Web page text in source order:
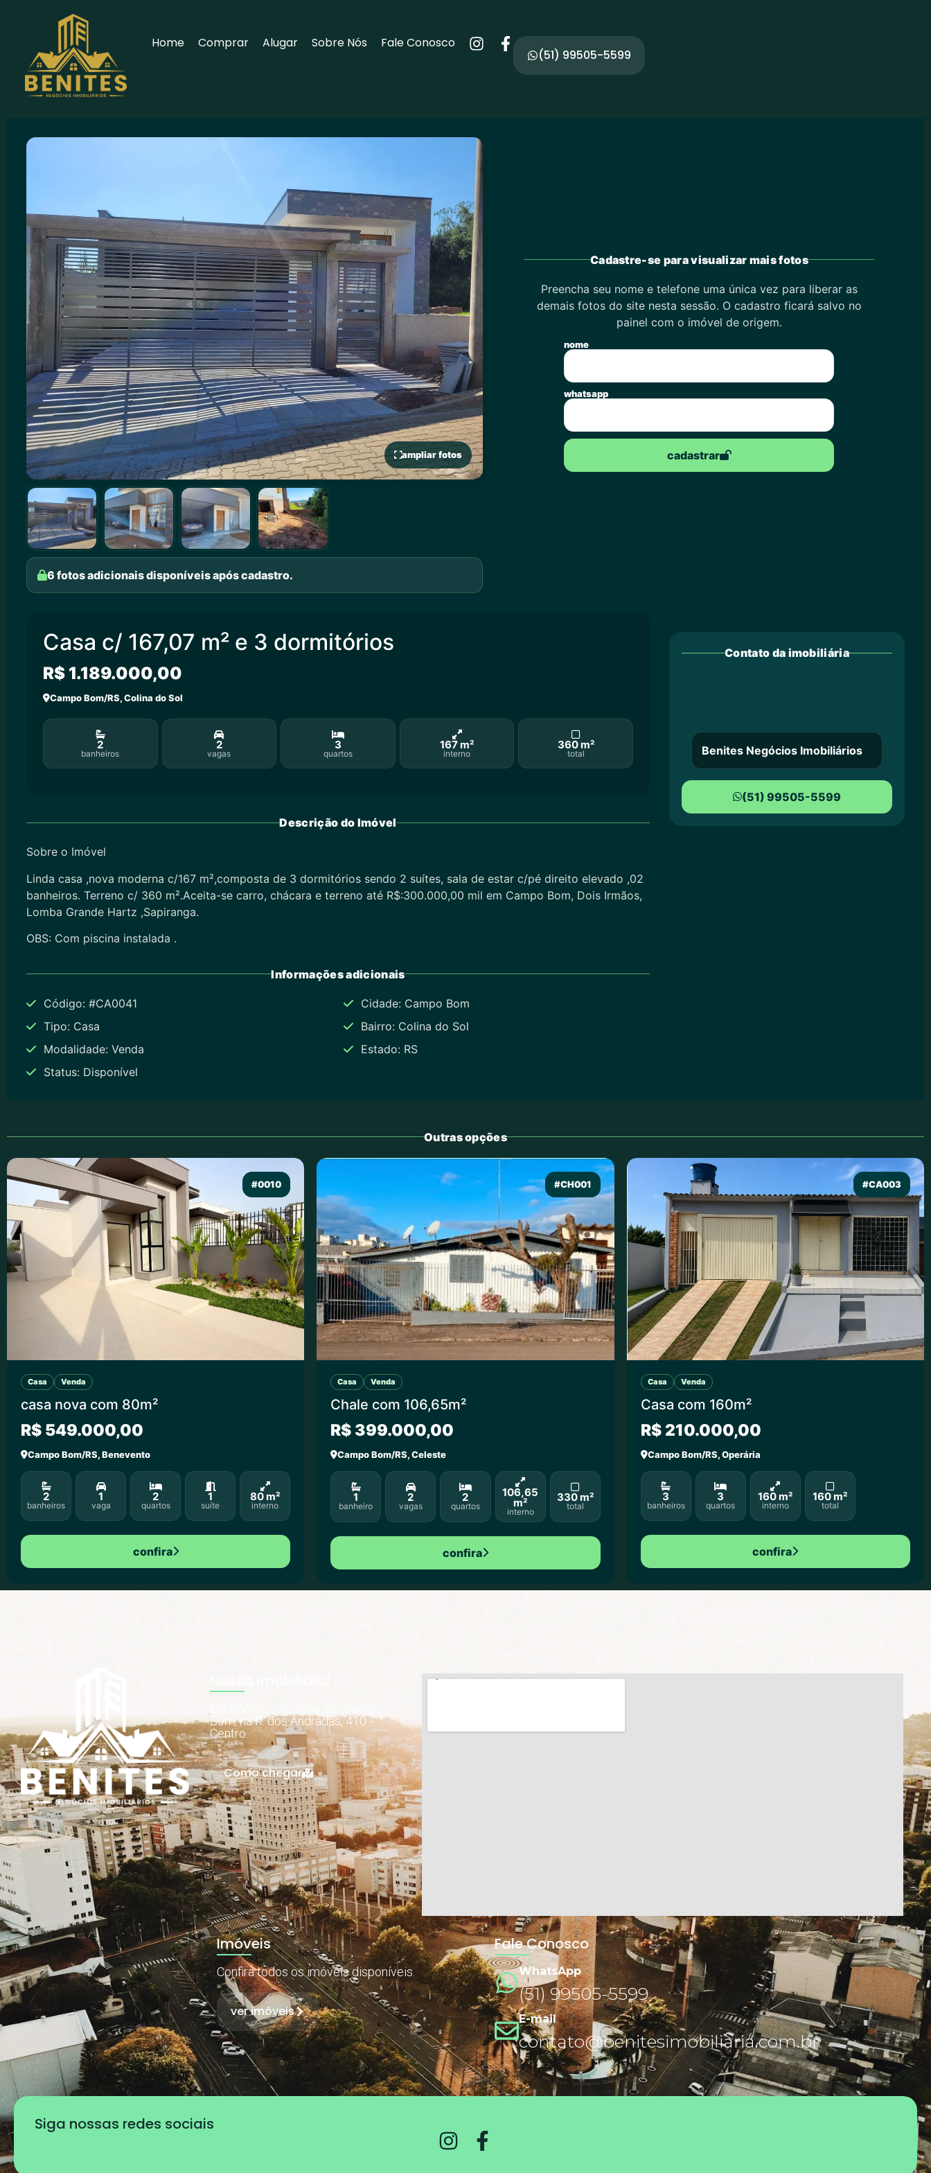
Home Comprar Alugar Sobre Nós Fale Conosco
(51) 99505-5599
ampliar fotos
6 fotos adicionais disponíveis após cadastro.
Cadastre-se para visualizar mais fotos
Preencha seu nome e telefone uma única vez para liberar as
demais fotos do site nesta sessão. O cadastro ficará salvo no
painel com o imóvel de origem.
nome
whatsapp
cadastrar
Casa c/ 167,07 m² e 3 dormitórios
R$ 1.189.000,00
Campo Bom/RS, Colina do Sol
2
banheiros
2
vagas
3
quartos
167 m²
interno
360 m²
total
Descrição do Imóvel
Sobre o Imóvel
Linda casa ,nova moderna c/167 m²,composta de 3 dormitórios sendo 2 suítes, sala de estar c/pé direito elevado ,02
banheiros. Terreno c/ 360 m².Aceita-se carro, chácara e terreno até R$:300.000,00 mil em Campo Bom, Dois Irmãos,
Lomba Grande Hartz ,Sapiranga.
OBS: Com piscina instalada .
Informações adicionais
Código: #CA0041
Tipo: Casa
Modalidade: Venda
Status: Disponível
Cidade: Campo Bom
Bairro: Colina do Sol
Estado: RS
Contato da imobiliária
Benites Negócios Imobiliários
(51) 99505-5599
Outras opções
#0010
Casa Venda
casa nova com 80m²
R$ 549.000,00
Campo Bom/RS, Benevento
2
banheiros
1
vaga
2
quartos
1
suíte
80 m²
interno
confira
#CH001
Casa Venda
Chale com 106,65m²
R$ 399.000,00
Campo Bom/RS, Celeste
1
banheiro
2
vagas
2
quartos
106,65
m²
interno
330 m²
total
confira
#CA003
Casa Venda
Casa com 160m²
R$ 210.000,00
Campo Bom/RS, Operária
3
banheiros
3
quartos
160 m²
interno
160 m²
total
confira
Bom, na R. dos Andradas, 410 -
Centro.
Como chegar
Imóveis
Confira todos os imóveis disponíveis.
ver imóveis
Fale Conosco
WhatsApp
(51) 99505-5599
E-mail
contato@benitesimobiliaria.com.br
Siga nossas redes sociais